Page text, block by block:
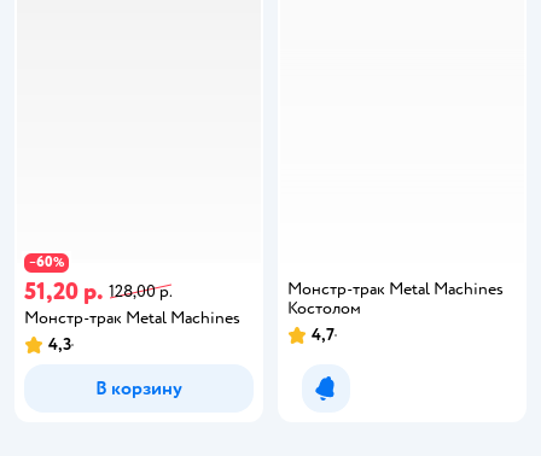
−60%
51,20 р. 128,00 р.
Монстр-трак Metal Machines
4,3
В корзину
Монстр-трак Metal Machines
Костолом
4,7
Уведомить о появлении